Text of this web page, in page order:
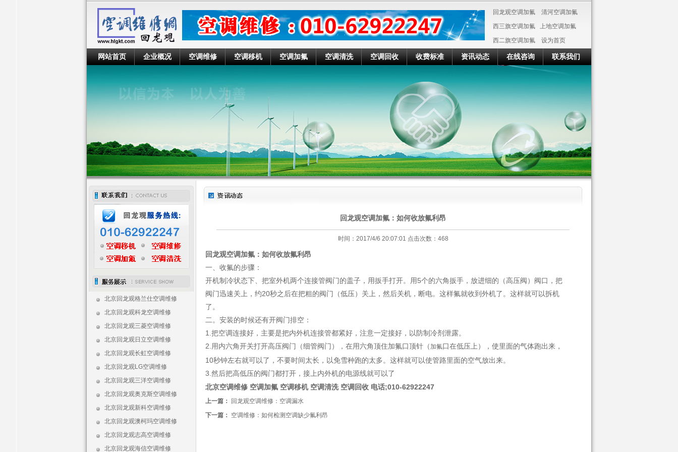
回龙观空调加氟 清河空调加氟
西三旗空调加氟 上地空调加氟
西二旗空调加氟
设为首页
网站首页 企业概况 空调维修 空调移机 空调加氟 空调清洗 空调回收 收费标准 资讯动态 在线咨询 联系我们
北京回龙观格兰仕空调维修
北京回龙观科龙空调维修
北京回龙观三菱空调维修
北京回龙观日立空调维修
北京回龙观长虹空调维修
北京回龙观LG空调维修
北京回龙观三洋空调维修
北京回龙观奥克斯空调维修
北京回龙观新科空调维修
北京回龙观澳柯玛空调维修
北京回龙观志高空调维修
北京回龙观海信空调维修
回龙观空调加氟：如何收放氟利昂
时间：2017/4/6 20:07:01 点击次数： 468
回龙观空调加氟：如何收放氟利昂
一、收氟的步骤：
开机制冷状态下、把室外机两个连接管阀门的盖子，用扳手打开。用5个的六角扳手，放进细的（高压阀）阀口，把
阀门迅速关上，约20秒之后在把粗的阀门（低压）关上，然后关机，断电。这样氟就收到外机了。这样就可以拆机
了。
二。安装的时候还有开阀门排空：
1.把空调连接好，主要是把内外机连接管都紧好，注意一定接好，以防制冷剂泄露。
2.用内六角开关打开高压阀门（细管阀门），在用六角顶住加氟口顶针（ 加氟口在低压上），使里面的气体跑出来，
10秒钟左右就可以了，不要时间太长，以免雪种跑的太多。这样就可以使管路里面的空气放出来。
3.然后把高低压的阀门都打开，接上内外机的电源线就可以了
北京空调维修 空调加氟 空调移机 空调清洗 空调回收 电话;010-62922247
上一篇：
回龙观空调维修：空调漏水
下一篇： 空调维修：如何检测空调缺少氟利昂